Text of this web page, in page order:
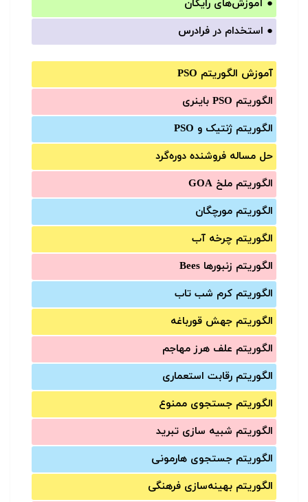
● آموزش‌های رایگان
● استخدام در فرادرس
آموزش الگوریتم PSO
الگوریتم PSO باینری
الگوریتم ژنتیک و PSO
حل مساله فروشنده دوره‌گرد
الگوریتم ملخ GOA
الگوریتم مورچگان
الگوریتم چرخه آب
الگوریتم زنبورها Bees
الگوریتم کرم شب تاب
الگوریتم جهش قورباغه
الگوریتم علف هرز مهاجم
الگوریتم رقابت استعماری
الگوریتم جستجوی ممنوع
الگوریتم شبیه سازی تبرید
الگوریتم جستجوی هارمونی
الگوریتم بهینه‌سازی فرهنگی